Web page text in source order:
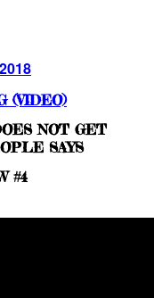
(VIDEO)
NOT GET
SAYS
#4